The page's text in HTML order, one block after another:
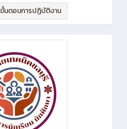
ขั้นตอนการปฏิบัติงาน